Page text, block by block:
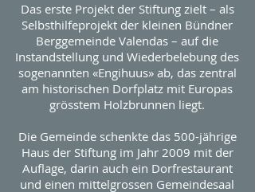
Das erste Projekt der Stiftung zielt – als
Selbsthilfeprojekt der kleinen Bündner
Berggemeinde Valendas – auf die
Instandstellung und Wiederbelebung des
sogenannten «Engihuus» ab, das zentral
am historischen Dorfplatz mit Europas
grösstem Holzbrunnen liegt.
Die Gemeinde schenkte das 500-jährige
Haus der Stiftung im Jahr 2009 mit der
Auflage, darin auch ein Dorfrestaurant
und einen mittelgrossen Gemeindesaal